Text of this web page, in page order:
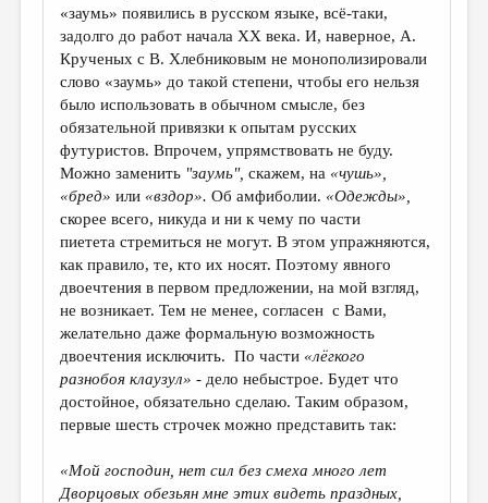
«заумь» появились в русском языке, всё-таки,
задолго до работ начала XX века. И, наверное, A.
Крученых с В. Хлебниковым не монополизировали
слово «заумь» до такой степени, чтобы его нельзя
было использовать в обычном смысле, без
обязательной привязки к опытам русских
футуристов. Впрочем, упрямствовать не буду.
Можно заменить "заумь",скажем, на «чушь»,
«бред» или «вздор».Об амфиболии. «Одежды»,
скорее всего, никуда и ни к чему по части
пиетета стремиться не могут. В этом упражняются,
как правило, те, кто их носят. Поэтому явного
двоечтения в первом предложении, на мой взгляд,
не возникает. Тем не менее, согласен с Вами,
желательно даже формальную возможность
двоечтения исключить. По части «лёгкого
разнобоя клаузул» - дело небыстрое. Будет что
достойное, обязательно сделаю. Таким образом,
первые шесть строчек можно представить так:
«Мой господин, нет сил без смеха много лет
Дворцовых обезьян мне этих видеть праздных,